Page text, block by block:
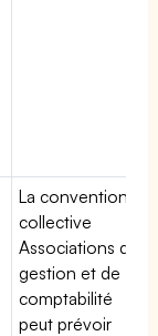
La convention
collective
Associations de
gestion et de
comptabilité
peut prévoir